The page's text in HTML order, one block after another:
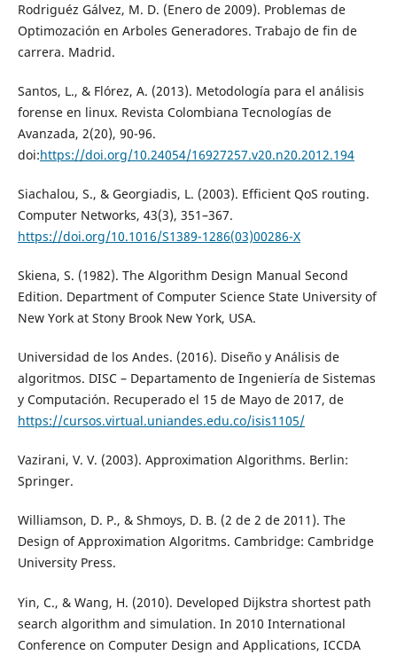
Rodriguéz Gálvez, M. D. (Enero de 2009). Problemas de
Optimozación en Arboles Generadores. Trabajo de fin de
carrera. Madrid.
Santos, L., & Flórez, A. (2013). Metodología para el análisis
forense en linux. Revista Colombiana Tecnologías de
Avanzada, 2(20), 90-96.
doi:https://doi.org/10.24054/16927257.v20.n20.2012.194
Siachalou, S., & Georgiadis, L. (2003). Efficient QoS routing.
Computer Networks, 43(3), 351–367.
https://doi.org/10.1016/S1389-1286(03)00286-X
Skiena, S. (1982). The Algorithm Design Manual Second
Edition. Department of Computer Science State University of
New York at Stony Brook New York, USA.
Universidad de los Andes. (2016). Diseño y Análisis de
algoritmos. DISC – Departamento de Ingeniería de Sistemas
y Computación. Recuperado el 15 de Mayo de 2017, de
https://cursos.virtual.uniandes.edu.co/isis1105/
Vazirani, V. V. (2003). Approximation Algorithms. Berlin:
Springer.
Williamson, D. P., & Shmoys, D. B. (2 de 2 de 2011). The
Design of Approximation Algoritms. Cambridge: Cambridge
University Press.
Yin, C., & Wang, H. (2010). Developed Dijkstra shortest path
search algorithm and simulation. In 2010 International
Conference on Computer Design and Applications, ICCDA